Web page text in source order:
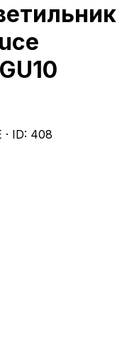
· ID: 408